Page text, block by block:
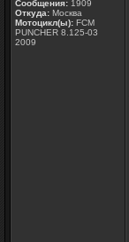
Сообщения: 1909
Откуда: Москва
Мотоцикл(ы): FCM
PUNCHER 8.125-03
2009